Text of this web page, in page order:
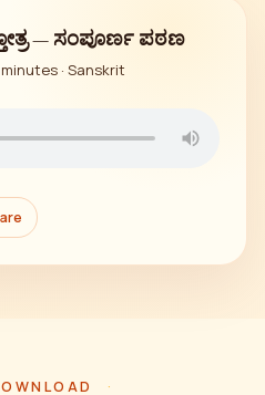
— ಸಂಪೂರ್ಣ ಪಠಣ
· Sanskrit